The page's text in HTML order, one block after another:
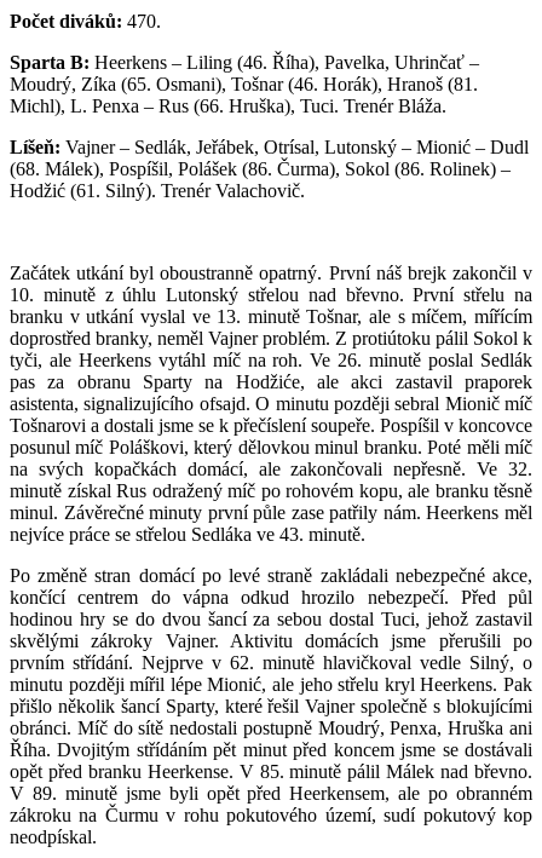
Počet diváků: 470.
Sparta B: Heerkens – Liling (46. Říha), Pavelka, Uhrinčať –
Moudrý, Zíka (65. Osmani), Tošnar (46. Horák), Hranoš (81.
Michl), L. Penxa – Rus (66. Hruška), Tuci. Trenér Bláža.
Líšeň: Vajner – Sedlák, Jeřábek, Otrísal, Lutonský – Mionić – Dudl
(68. Málek), Pospíšil, Polášek (86. Čurma), Sokol (86. Rolinek) –
Hodžić (61. Silný). Trenér Valachovič.
Začátek utkání byl oboustranně opatrný. První náš brejk zakončil v
10. minutě z úhlu Lutonský střelou nad břevno. První střelu na
branku v utkání vyslal ve 13. minutě Tošnar, ale s míčem, mířícím
doprostřed branky, neměl Vajner problém. Z protiútoku pálil Sokol k
tyči, ale Heerkens vytáhl míč na roh. Ve 26. minutě poslal Sedlák
pas za obranu Sparty na Hodžiće, ale akci zastavil praporek
asistenta, signalizujícího ofsajd. O minutu později sebral Mionič míč
Tošnarovi a dostali jsme se k přečíslení soupeře. Pospíšil v koncovce
posunul míč Poláškovi, který dělovkou minul branku. Poté měli míč
na svých kopačkách domácí, ale zakončovali nepřesně. Ve 32.
minutě získal Rus odražený míč po rohovém kopu, ale branku těsně
minul. Závěrečné minuty první půle zase patřily nám. Heerkens měl
nejvíce práce se střelou Sedláka ve 43. minutě.
Po změně stran domácí po levé straně zakládali nebezpečné akce,
končící centrem do vápna odkud hrozilo nebezpečí. Před půl
hodinou hry se do dvou šancí za sebou dostal Tuci, jehož zastavil
skvělými zákroky Vajner. Aktivitu domácích jsme přerušili po
prvním střídání. Nejprve v 62. minutě hlavičkoval vedle Silný, o
minutu později mířil lépe Mionić, ale jeho střelu kryl Heerkens. Pak
přišlo několik šancí Sparty, které řešil Vajner společně s blokujícími
obránci. Míč do sítě nedostali postupně Moudrý, Penxa, Hruška ani
Říha. Dvojitým střídáním pět minut před koncem jsme se dostávali
opět před branku Heerkense. V 85. minutě pálil Málek nad břevno.
V 89. minutě jsme byli opět před Heerkensem, ale po obranném
zákroku na Čurmu v rohu pokutového území, sudí pokutový kop
neodpískal.